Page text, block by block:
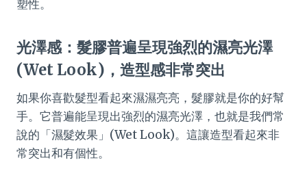
塑性。
光澤感：髮膠普遍呈現強烈的濕亮光澤
(Wet Look)，造型感非常突出
如果你喜歡髮型看起來濕濕亮亮，髮膠就是你的好幫
手。它普遍能呈現出強烈的濕亮光澤，也就是我們常
說的「濕髮效果」(Wet Look)。這讓造型看起來非
常突出和有個性。